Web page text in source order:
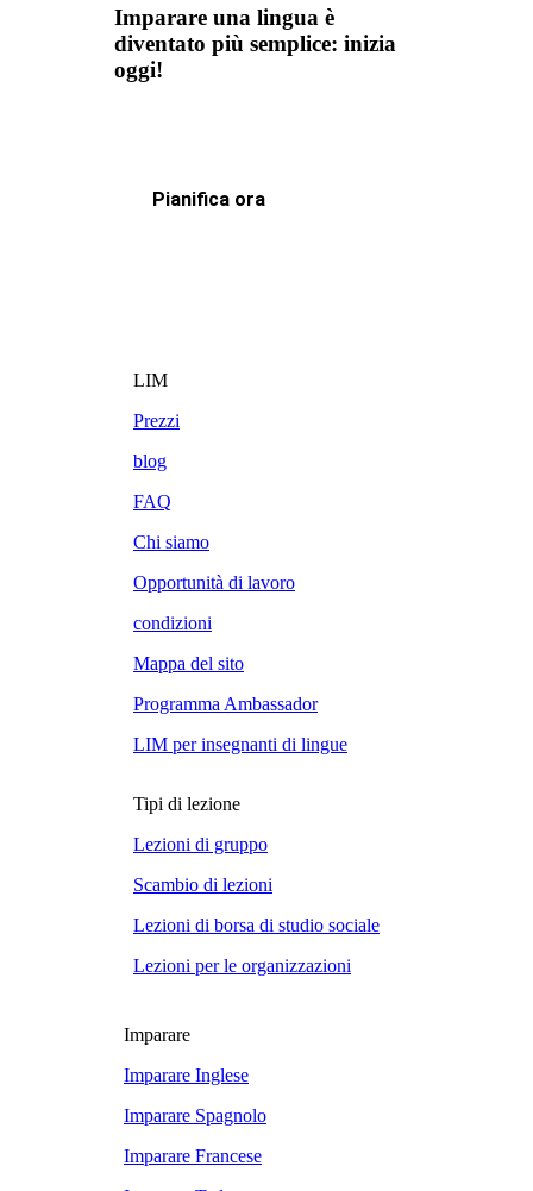
Imparare una lingua è
diventato più semplice: inizia
oggi!
Pianifica ora
LIM
Prezzi
blog
FAQ
Chi siamo
Opportunità di lavoro
condizioni
Mappa del sito
Programma Ambassador
LIM per insegnanti di lingue
Tipi di lezione
Lezioni di gruppo
Scambio di lezioni
Lezioni di borsa di studio sociale
Lezioni per le organizzazioni
Imparare
Imparare Inglese
Imparare Spagnolo
Imparare Francese